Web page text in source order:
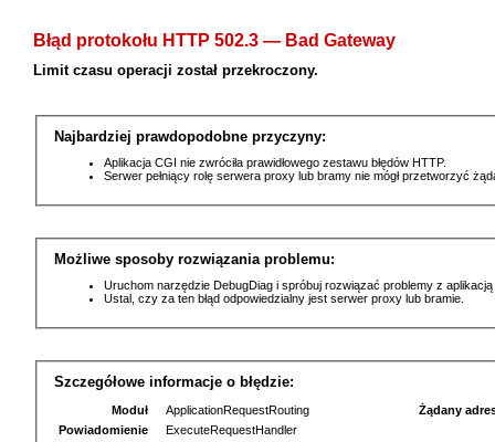
Błąd protokołu HTTP 502.3 — Bad Gateway
Limit czasu operacji został przekroczony.
Najbardziej prawdopodobne przyczyny:
Aplikacja CGI nie zwróciła prawidłowego zestawu błędów HTTP.
Serwer pełniący rolę serwera proxy lub bramy nie mógł przetworzyć
Możliwe sposoby rozwiązania problemu:
Uruchom narzędzie DebugDiag i spróbuj rozwiązać problemy z
Ustal, czy za ten błąd odpowiedzialny jest serwer proxy lub bramie.
Szczegółowe informacje o błędzie:
Moduł
ApplicationRequestRouting
Powiadomienie
ExecuteRequestHandler
Żądany